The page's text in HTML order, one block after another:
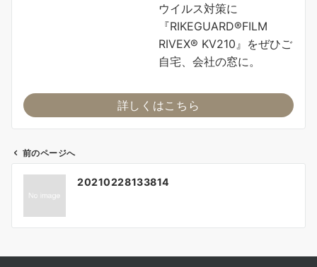
ウイルス対策に
『RIKEGUARD®FILM
RIVEX® KV210』をぜひご
自宅、会社の窓に。
詳しくはこちら
ビ
ー
前のページへ
20210228133814